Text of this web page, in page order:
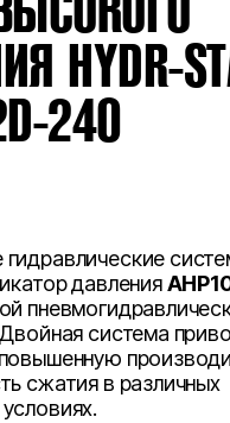
HYDR-
240
давления
система
сжатия в различных